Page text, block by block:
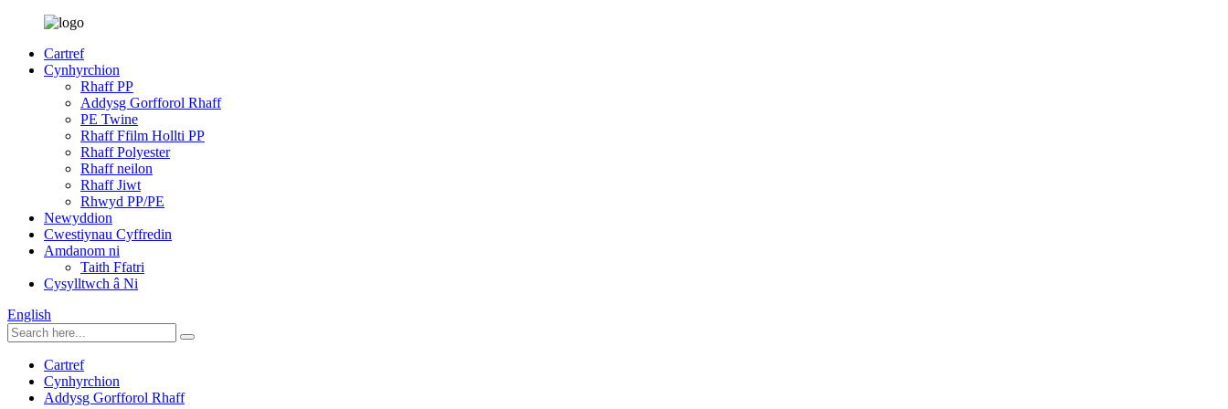
Cartref
Cynhyrchion
Rhaff PP
Addysg Gorfforol Rhaff
PE Twine
Rhaff Ffilm Hollti PP
Rhaff Polyester
Rhaff neilon
Rhaff Jiwt
Rhwyd PP/PE
Newyddion
Cwestiynau Cyffredin
Amdanom ni
Taith Ffatri
Cysylltwch â Ni
English
Cartref
Cynhyrchion
Addysg Gorfforol Rhaff